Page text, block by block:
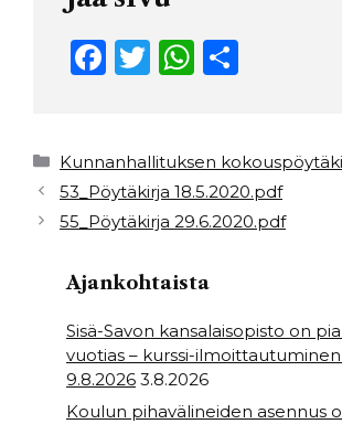
F
e
b
o
o
k
T
t
e
r
W
ts
A
p
p
e
Kategoriat
Kunnanhallituksen
53_Pöytäkirja 18.5.2020.pdf
55_Pöytäkirja 29.6.2020.pdf
Ajankohtaista
Sisä-Savon kansalaisopisto on
vuotias – kurssi-
9.8.2026 3.8.2026
Koulun pihavälineiden asennus